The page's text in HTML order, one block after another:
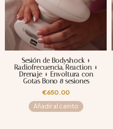
Sesión de Bodyshock +
Radiofrecuencia, Reaction +
Drenaje + Envoltura con
Gotas Bono 8 sesiones
€650.00
Añadir al carrito